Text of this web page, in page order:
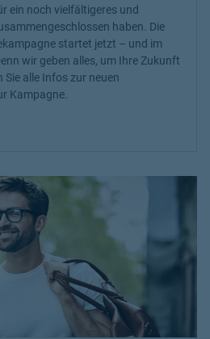
ein noch vielfältigeres und
haben. Die
startet jetzt – und im
wir geben alles, um Ihre Zukunft
Sie alle Infos zur neuen
Kampagne.
in New Tab